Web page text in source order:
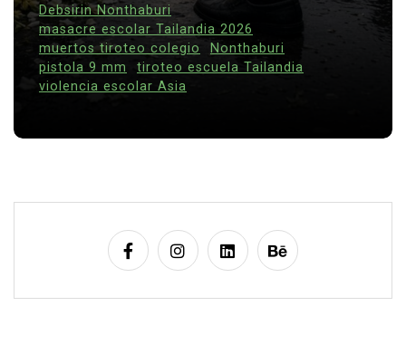
Debsirin Nonthaburi
masacre escolar Tailandia 2026
muertos tiroteo colegio
Nonthaburi
pistola 9 mm
tiroteo escuela Tailandia
violencia escolar Asia